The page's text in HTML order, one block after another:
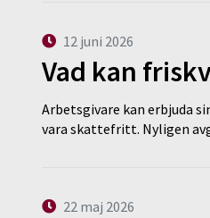
12 juni 2026
Vad kan
Arbetsgivare kan erbjuda
vara skattefritt. Nyligen
22 maj 2026